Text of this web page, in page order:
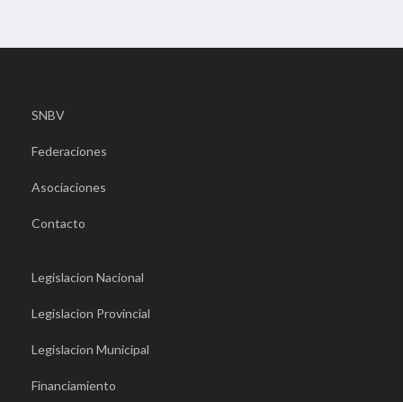
SNBV
Federaciones
Asociaciones
Contacto
Legislacion Nacional
Legislacion Provincial
Legislacion Municipal
Financiamiento